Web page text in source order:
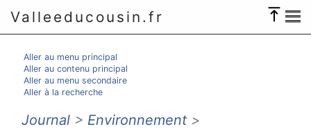
Valleeducousin.fr
Aller au menu principal
Aller au contenu principal
Aller au menu secondaire
Aller à la recherche
Journal > Environnement >